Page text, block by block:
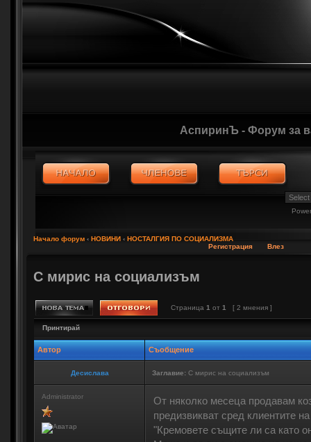
АспиринЪ - Форум за
Начало форум ‹ НОВИНИ ‹ НОСТАЛГИЯ ПО СОЦИАЛИЗМА
Регистрация
Влез
С мирис на социализъм
Страница 1 от 1 [ 2 мнения ]
Принтирай
Автор Съобщение
Десислава Заглавие: С мирис на социализъм
Administrator
От няколко месеца продавам
предизвикват сред клиентите
"Кремовете същите ли са като